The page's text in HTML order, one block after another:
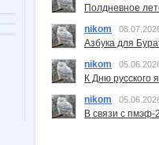
Полдневное
nikom
Азбука для
nikom
К Дню русского
nikom
В связи с пмэф-